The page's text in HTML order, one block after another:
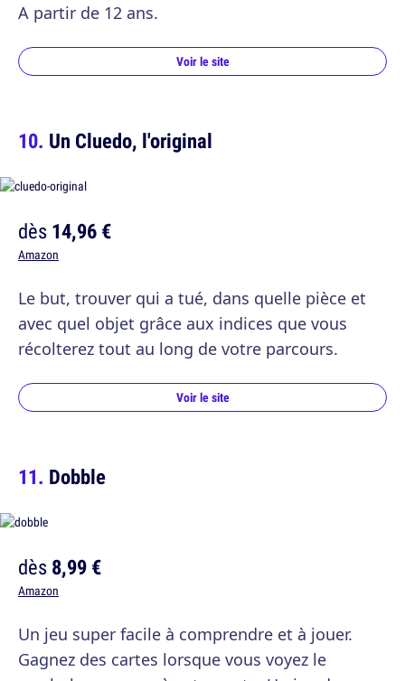
A partir de 12 ans.
Voir le site
Un Cluedo, l'original
dès14,96 €
Amazon
Le but, trouver qui a tué, dans quelle pièce et
avec quel objet grâce aux indices que vous
récolterez tout au long de votre parcours.
Voir le site
Dobble
dès8,99 €
Amazon
Un jeu super facile à comprendre et à jouer.
Gagnez des cartes lorsque vous voyez le